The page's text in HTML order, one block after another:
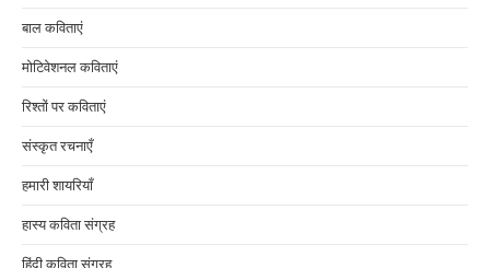
बाल कविताएं
मोटिवेशनल कविताएं
रिश्तों पर कविताएं
संस्कृत रचनाएँ
हमारी शायरियाँ
हास्य कविता संग्रह